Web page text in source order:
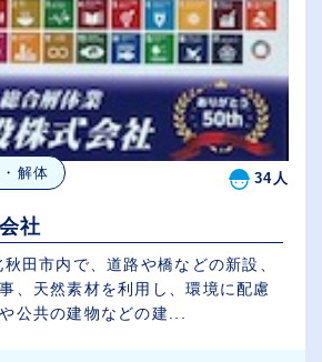
解体 34人
社
田市内で、道路や橋などの新設、
、天然素材を利用し、環境に配慮
公共の建物などの建...